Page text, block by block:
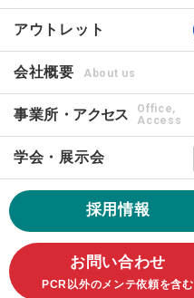
アウトレット
会社概要 About us
事業所 ・アクセス
Office,
Access
学会・展示会
採用情報
お問い合わせ
PCR以外のメンテ依頼を含む